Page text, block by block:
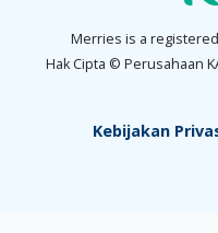
Merries is a
Hak Cipta © Perusahaan
Kebijakan